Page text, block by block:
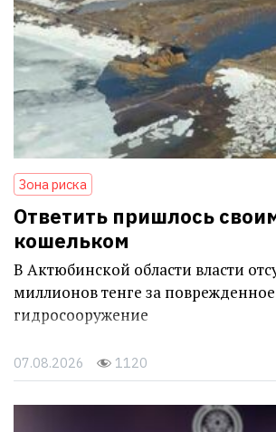
Зона риска
Ответить пришлось
кошельком
В Актюбинской области власти
миллионов тенге за поврежденное
гидросооружение
07.08.2026 1120